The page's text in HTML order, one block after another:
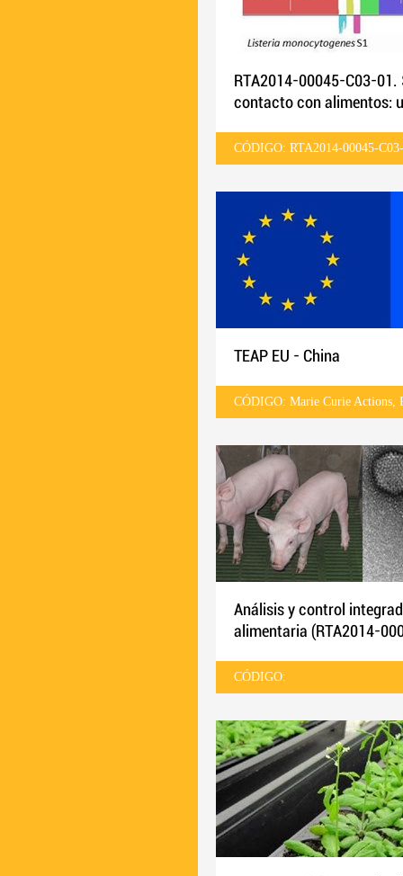
RTA2014-00045-C03-
contacto con alimentos:
CÓDIGO: RTA2014-00045-
TEAP EU - China
CÓDIGO: Marie Curie Actions,
Análisis y control
alimentaria (RTA2014-
CÓDIGO: